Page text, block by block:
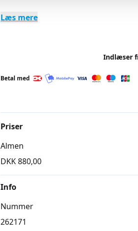
Læs mere
Indlæser
Betal med
Priser
Almen
DKK 880,00
Info
Nummer
262171